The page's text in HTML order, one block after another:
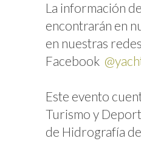
La información
encontrarán en
en nuestras
Facebook
Este evento
Turismo y
de Hidrografía